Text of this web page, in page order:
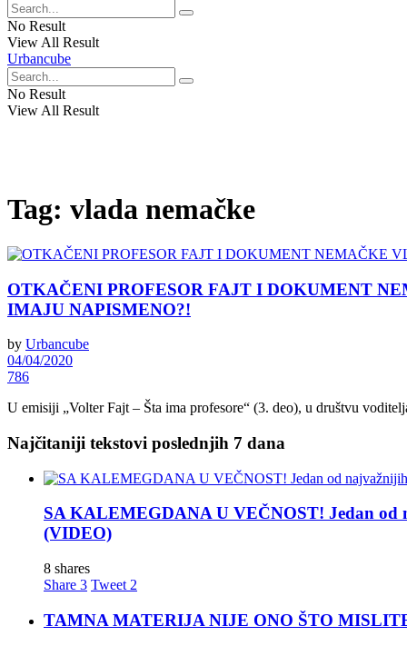
No Result
View All Result
Urbancube
No Result
View All Result
Tag: vlada nemačke
OTKAČENI PROFESOR FAJT I DOKUMENT
IMAJU NAPISMENO?!
by Urbancube
04/04/2020
786
U emisiji „Volter Fajt – Šta ima profesore“ (3. deo), u društvu
Najčitaniji tekstovi poslednjih 7 dana
SA KALEMEGDANA U VEČNOST! Jedan od
(VIDEO)
8 shares
Share 3 Tweet 2
TAMNA MATERIJA NIJE ONO ŠTO